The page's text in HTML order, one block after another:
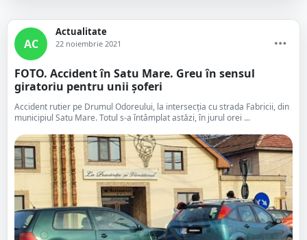
AC
Actualitate
22 noiembrie 2021
FOTO. Accident în Satu Mare. Greu în sensul
giratoriu pentru unii șoferi
Accident rutier pe Drumul Odoreului, la intersecția cu strada Fabricii, din
municipiul Satu Mare. Totul s-a întâmplat astăzi, în jurul orei ...